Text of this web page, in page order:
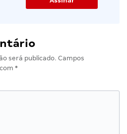
será publicado. Campos
*